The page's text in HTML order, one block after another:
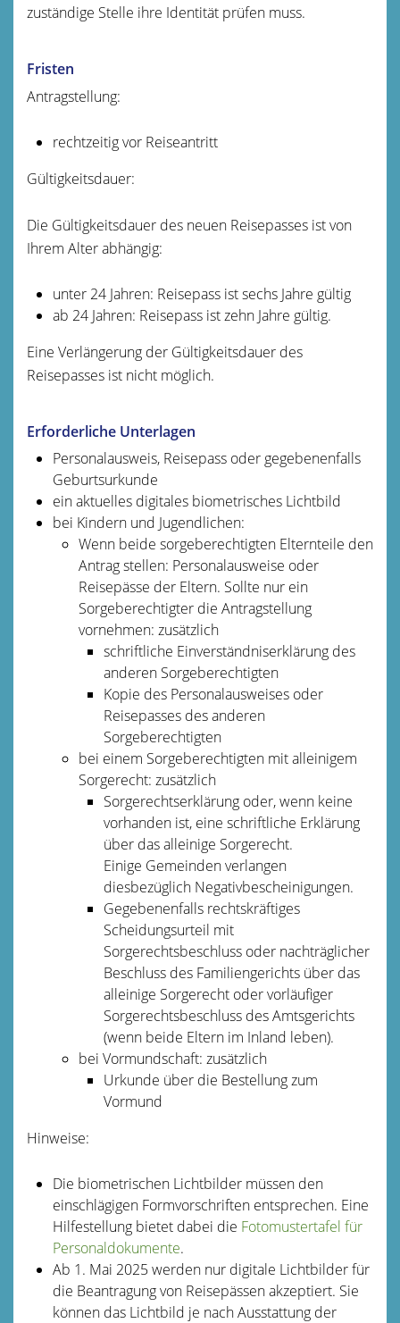
zuständige Stelle ihre Identität prüfen muss.
Fristen
Antragstellung:
rechtzeitig vor Reiseantritt
Gültigkeitsdauer:
Die Gültigkeitsdauer des neuen Reisepasses ist von
Ihrem Alter abhängig:
unter 24 Jahren: Reisepass ist sechs Jahre gültig
ab 24 Jahren: Reisepass ist zehn Jahre gültig.
Eine Verlängerung der Gültigkeitsdauer des
Reisepasses ist nicht möglich.
Erforderliche Unterlagen
Personalausweis, Reisepass oder gegebenenfalls
Geburtsurkunde
ein aktuelles digitales biometrisches Lichtbild
bei Kindern und Jugendlichen:
Wenn beide sorgeberechtigten Elternteile den
Antrag stellen: Personalausweise oder
Reisepässe der Eltern. Sollte nur ein
Sorgeberechtigter die Antragstellung
vornehmen: zusätzlich
schriftliche Einverständniserklärung des
anderen Sorgeberechtigten
Kopie des Personalausweises oder
Reisepasses des anderen
Sorgeberechtigten
bei einem Sorgeberechtigten mit alleinigem
Sorgerecht: zusätzlich
Sorgerechtserklärung oder, wenn keine
vorhanden ist, eine schriftliche Erklärung
über das alleinige Sorgerecht.
Einige Gemeinden verlangen
diesbezüglich Negativbescheinigungen.
Gegebenenfalls rechtskräftiges
Scheidungsurteil mit
Sorgerechtsbeschluss oder nachträglicher
Beschluss des Familiengerichts über das
alleinige Sorgerecht oder vorläufiger
Sorgerechtsbeschluss des Amtsgerichts
(wenn beide Eltern im Inland leben).
bei Vormundschaft: zusätzlich
Urkunde über die Bestellung zum
Vormund
Hinweise:
Die biometrischen Lichtbilder müssen den
einschlägigen Formvorschriften entsprechen. Eine
Hilfestellung bietet dabei die Fotomustertafel für
Personaldokumente.
Ab 1. Mai 2025 werden nur digitale Lichtbilder für
die Beantragung von Reisepässen akzeptiert. Sie
können das Lichtbild je nach Ausstattung der